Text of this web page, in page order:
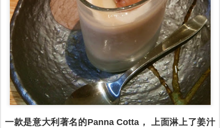
一款是意大利著名的Panna Cotta， 上面淋上了姜汁